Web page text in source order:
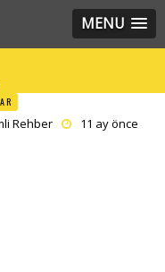
MENU
Rehber
11 ay önce